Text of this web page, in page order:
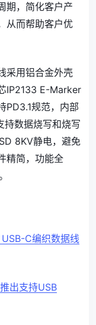
期，简化客户产
从而帮助客户优
采用铝合金外壳
IP2133 E-Marker
PD3.1规范，内部
持数据烧写和烧写
8KV静电，避免
精简，功能全
C编织数据线
出支持USB